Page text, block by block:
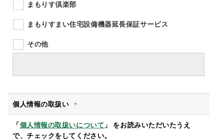
まもりす倶楽部
まもりすまい住宅設備機器延長保証サービス
その他
個人情報の取扱い ＊
「個人情報の取扱いについて 」 をお読みいただいたうえ
で、チェックをしてください。